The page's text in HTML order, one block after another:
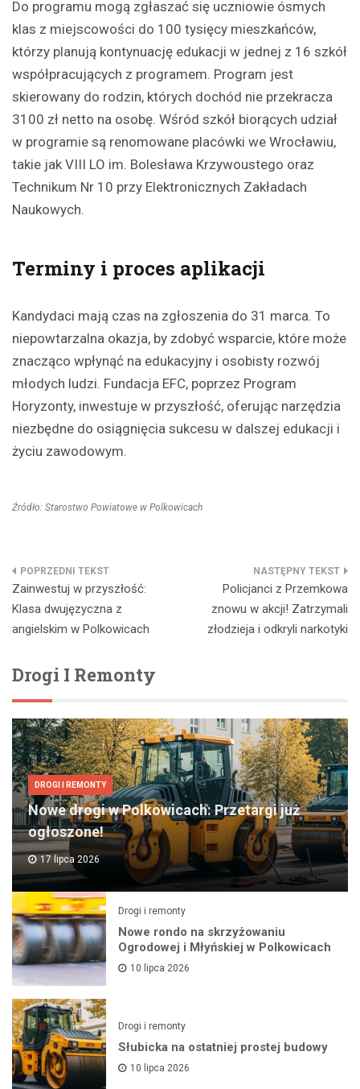
Do programu mogą zgłaszać się uczniowie ósmych
klas z miejscowości do 100 tysięcy mieszkańców,
którzy planują kontynuację edukacji w jednej z 16 szkół
współpracujących z programem. Program jest
skierowany do rodzin, których dochód nie przekracza
3100 zł netto na osobę. Wśród szkół biorących udział
w programie są renomowane placówki we Wrocławiu,
takie jak VIII LO im. Bolesława Krzywoustego oraz
Technikum Nr 10 przy Elektronicznych Zakładach
Naukowych.
Terminy i proces aplikacji
Kandydaci mają czas na zgłoszenia do 31 marca. To
niepowtarzalna okazja, by zdobyć wsparcie, które może
znacząco wpłynąć na edukacyjny i osobisty rozwój
młodych ludzi. Fundacja EFC, poprzez Program
Horyzonty, inwestuje w przyszłość, oferując narzędzia
niezbędne do osiągnięcia sukcesu w dalszej edukacji i
życiu zawodowym.
Źródło: Starostwo Powiatowe w Polkowicach
Nawigacja
wpisu
Zainwestuj w przyszłość:
Klasa dwujęzyczna z
angielskim w Polkowicach
Policjanci z Przemkowa
znowu w akcji! Zatrzymali
złodzieja i odkryli narkotyki
Drogi I Remonty
DROGI I REMONTY
Nowe drogi w Polkowicach: Przetargi już
ogłoszone!
17 lipca 2026
Drogi i remonty
Nowe rondo na skrzyżowaniu
Ogrodowej i Młyńskiej w Polkowicach
10 lipca 2026
Drogi i remonty
Słubicka na ostatniej prostej budowy
10 lipca 2026